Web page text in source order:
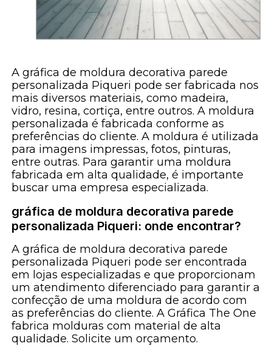
A gráfica de moldura decorativa parede
personalizada Piqueri pode ser fabricada nos
mais diversos materiais, como madeira,
vidro, resina, cortiça, entre outros. A moldura
personalizada é fabricada conforme as
preferências do cliente. A moldura é utilizada
para imagens impressas, fotos, pinturas,
entre outras. Para garantir uma moldura
fabricada em alta qualidade, é importante
buscar uma empresa especializada.
gráfica de moldura decorativa parede
personalizada Piqueri: onde encontrar?
A gráfica de moldura decorativa parede
personalizada Piqueri pode ser encontrada
em lojas especializadas e que proporcionam
um atendimento diferenciado para garantir a
confecção de uma moldura de acordo com
as preferências do cliente. A Gráfica The One
fabrica molduras com material de alta
qualidade. Solicite um orçamento.